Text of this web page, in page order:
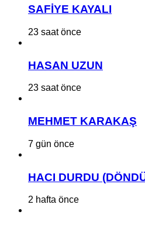
SAFİYE KAYALI
23 saat önce
HASAN UZUN
23 saat önce
MEHMET KARAKAŞ
7 gün önce
HACI DURDU
2 hafta önce